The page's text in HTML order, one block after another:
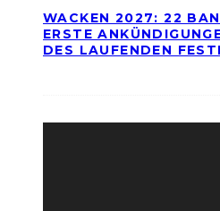
WACKEN 2027: 22
ERSTE
DES LAUFENDEN